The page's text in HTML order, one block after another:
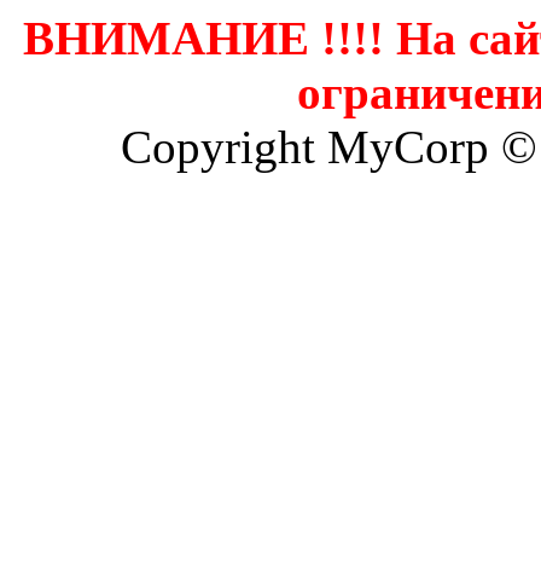
ВНИМАНИЕ !!!! На
Copyright MyCorp